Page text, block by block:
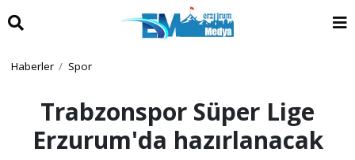
Haberler Spor
Trabzonspor Süper Lige
Erzurum'da hazırlanacak